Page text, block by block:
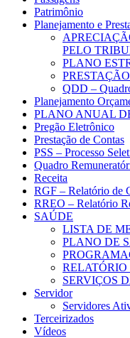
Patrimônio
Planejamento e
PELO
PLANO
QDD –
Planejamento
PLANO ANUAL
Pregão Eletrônico
Prestação de Contas
PSS – Processo
Quadro
Receita
RGF – Relatório de
RREO – Relatório
SAÚDE
LISTA DE
PLANO DE
RELATÓRIO
SERVIÇOS
Servidor
Servidores
Terceirizados
Vídeos